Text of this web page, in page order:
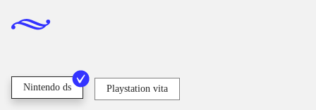
Nintendo ds Playstation vita